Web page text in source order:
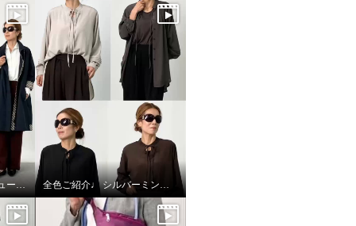
全色ご紹介♩アクアスキュータム 全色ご紹介♩ シルバーミントシュガー アンサンブル